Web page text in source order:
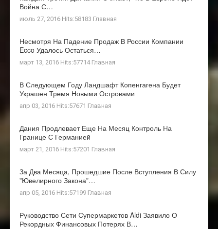
Война С…
июль 27, 2016 Hits:58183 Главная
Несмотря На Падение Продаж В России Компании
Ecco Удалось Остаться…
март 13, 2016 Hits:57714 Главная
В Следующем Году Ландшафт Копенгагена Будет
Украшен Тремя Новыми Островами
апр 03, 2016 Hits:57671 Главная
Дания Продлевает Еще На Месяц Контроль На
Границе С Германией
март 21, 2016 Hits:57201 Главная
За Два Месяца, Прошедшие После Вступления В Силу
"ювелирного Закона"…
апр 05, 2016 Hits:57199 Главная
Руководство Сети Супермаркетов Aldi Заявило О
Рекордных Финансовых Потерях В…